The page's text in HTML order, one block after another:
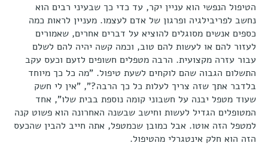
הטיפול הנפשי הוא עניין יקר, עד כדי כך שבעיני רבים הוא
נחשב לפריבילגיה ופרגון של אדם לעצמו. מעניין לראות כמה
כספים אנשים מסוגלים להוציא על דברים אחרים, שאמורים
לעזור להם או לעשות להם טוב, וכמה קשה יהיה להם לשלם
עבור עזרה מקצועית. הרבה מטפלים חשופים לזעם וכעס עקב
התשלום הגבוה שהם לוקחים לשעת טיפול. "מה כל כך מיוחד
בלדבר אתך שזה צריך לעלות כל כך הרבה?", "אין לי חשק
שעוד מטפל יבנה על חשבוני קומה נוספת בבית שלו", אחד
המטופלים הגדיל לעשות וחישב שבשנה האחרונה הוא פשוט קנה
למטפל הזה אוטו. אבל כמובן שכמטפל, אתה חייב להבין שהכעס
הזה הוא חלק אינטגרלי מהטיפול.